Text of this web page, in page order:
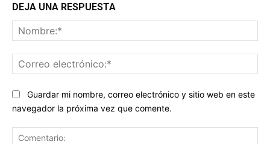
DEJA UNA RESPUESTA
Guardar mi nombre, correo electrónico y sitio web en este
navegador la próxima vez que comente.